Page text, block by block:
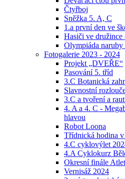
Čtyřboj
Sněžka 5. A, C
1.a první den ve
Hasiči ve družince
Olympiáda naruby
Fotogalerie 2023 - 2024
Projekt „DVEŘE“
Pasování 5. tříd
3.C Botanická
Slavnostní
3.C a tvoření a
4. A a 4. C -
hlavou
Robot Loona
Třídnická hodina
4.C cyklovýlet
4.A Cyklokurz
Okresní finále
Vernisáž 2024